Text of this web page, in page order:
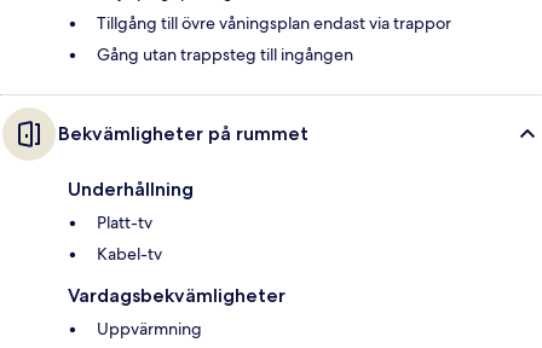
Tillgång till övre våningsplan endast via trappor
Gång utan trappsteg till ingången
Bekvämligheter på rummet
Underhållning
Platt-tv
Kabel-tv
Vardagsbekvämligheter
Uppvärmning